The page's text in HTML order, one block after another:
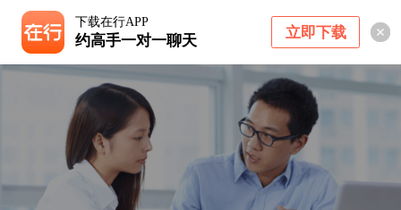
下载在行APP
约高手一对一聊天 立即下载